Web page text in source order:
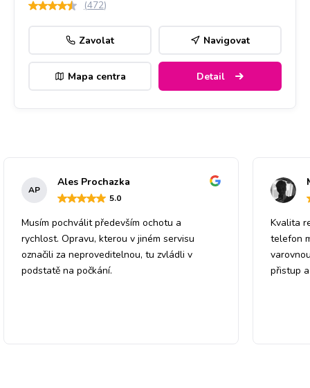
(472)
Zavolat Navigovat
Mapa centra Detail
AP
Ales Prochazka
5.0
Musím pochválit především ochotu a
rychlost. Opravu, kterou v jiném servisu
označili za neproveditelnou, tu zvládli v
podstatě na počkání.
Kvalita
telefon
přistup